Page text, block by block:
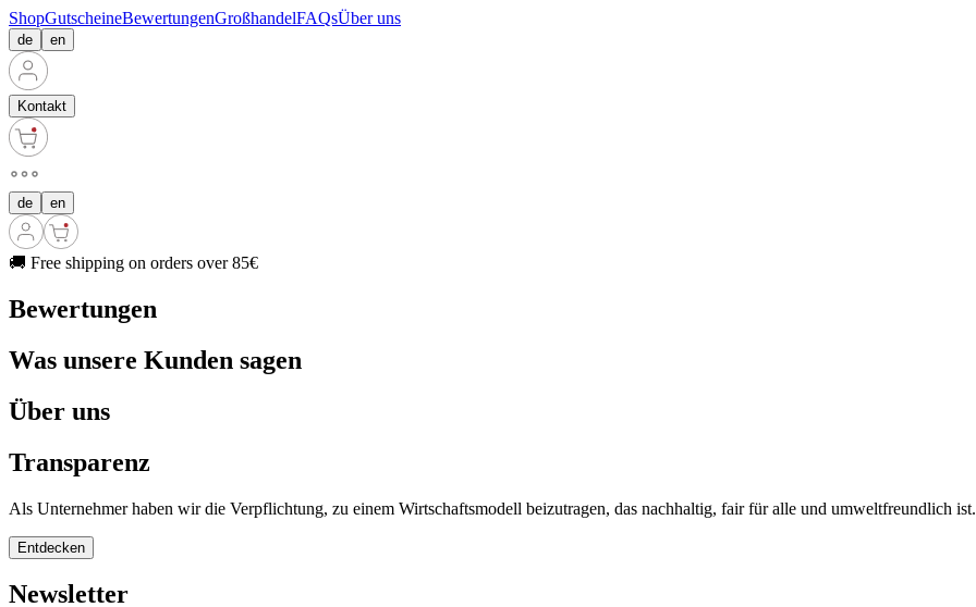
ShopGutscheineBewertungenGroßhandelFAQsÜber uns
de en
Kontakt
de en
🚚 Free shipping on orders over 85€
Bewertungen
Was unsere Kunden sagen
Über uns
Transparenz
Als Unternehmer haben wir die Verpflichtung, zu einem Wirtschaftsmodell beizutragen, das nachhaltig, fair für alle und umweltfreundlich ist.
Entdecken
Newsletter